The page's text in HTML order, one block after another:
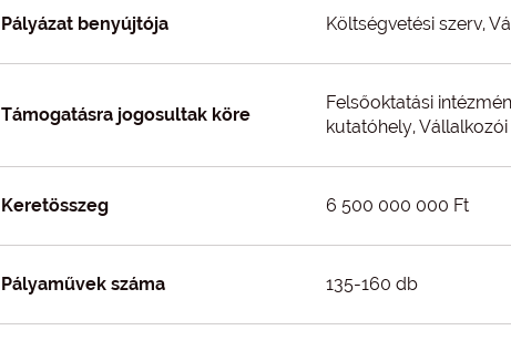
Pályázat benyújtója Költségvetési szerv,
Támogatásra jogosultak köre
Felsőoktatási
kutatóhely,
Keretösszeg 6 500 000 000 Ft
Pályaművek száma 135-160 db